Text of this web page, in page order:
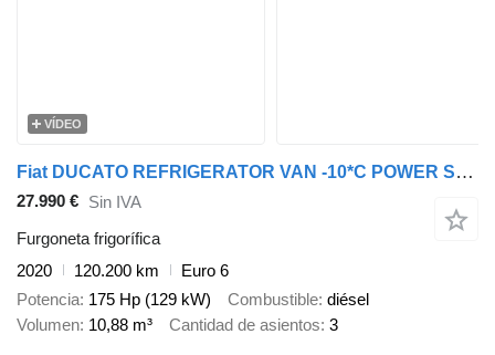
VÍDEO
Fiat DUCATO REFRIGERATOR VAN -10*C POWER SUPPLY 230V AIR CONDITIONING
27.990 € Sin IVA
Furgoneta frigorífica
2020
120.200 km
Euro 6
Potencia 175 Hp (129 kW) Combustible diésel
Volumen 10,88 m³ Cantidad de asientos 3